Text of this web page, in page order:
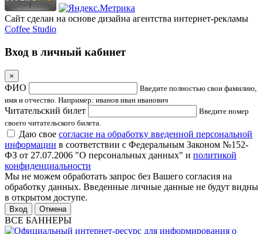
Сайт сделан на основе дизайна агентства интернет-рекламы
Coffee Studio
Вход в личный кабинет
×
ФИО
Введите полностью свои фамилию,
имя и отчество. Например: иванов иван иванович
Читательский билет
Введите номер
своего читательского билета.
Даю свое согласие на обработку введенной персональной
информации в соответствии с Федеральным Законом №152-
ФЗ от 27.07.2006 "О персональных данных" и политикой
конфиденциальности
Мы не можем обработать запрос без Вашего согласия на
обработку данных. Введенные личные данные не будут видны
в открытом доступе.
Отмена
ВСЕ БАННЕРЫ